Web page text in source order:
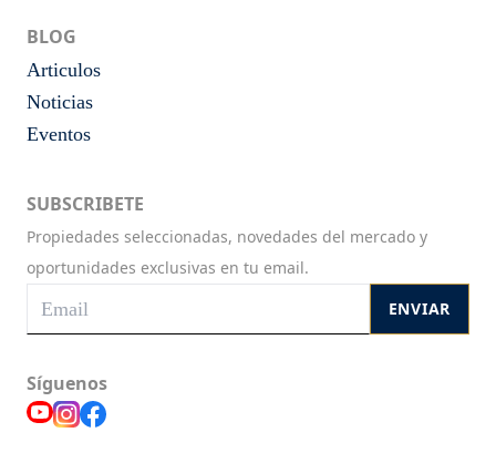
BLOG
Articulos
Noticias
Eventos
SUBSCRIBETE
Propiedades seleccionadas, novedades del mercado y
oportunidades exclusivas en tu email.
ENVIAR
Síguenos